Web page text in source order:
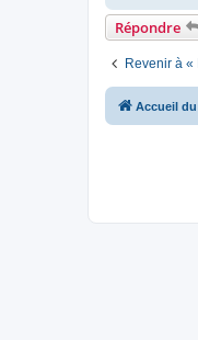
Répondre
Revenir à
Accueil